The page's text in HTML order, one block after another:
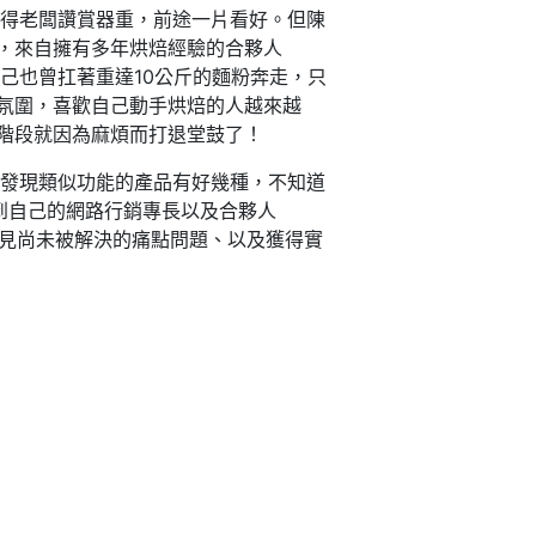
老闆讚賞器重，前途一片看好。但陳
來自擁有多年烘焙經驗的合夥人
也曾扛著重達10公斤的麵粉奔走，只
圍，喜歡自己動手烘焙的人越來越
就因為麻煩而打退堂鼓了！
現類似功能的產品有好幾種，不知道
己的網路行銷專長以及合夥人
尚未被解決的痛點問題、以及獲得實